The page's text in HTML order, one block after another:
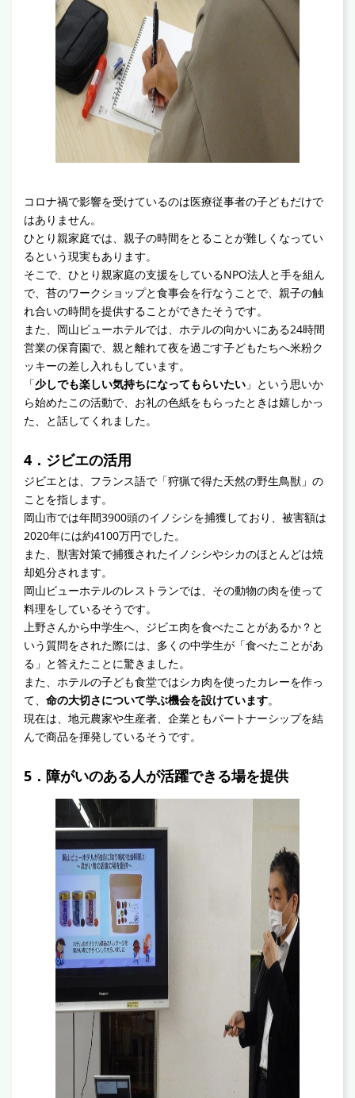
コロナ禍で影響を受けているのは医療従事者の子どもだけで
はありません。
ひとり親家庭では、親子の時間をとることが難しくなってい
るという現実もあります。
そこで、ひとり親家庭の支援をしているNPO法人と手を組ん
で、苔のワークショップと食事会を行なうことで、親子の触
れ合いの時間を提供することができたそうです。
また、岡山ビューホテルでは、ホテルの向かいにある24時間
営業の保育園で、親と離れて夜を過ごす子どもたちへ米粉ク
ッキーの差し入れもしています。
「少しでも楽しい気持ちになってもらいたい 」という思いか
ら始めたこの活動で、お礼の色紙をもらったときは嬉しかっ
た、と話してくれました。
4．ジビエの活用
ジビエとは、フランス語で「狩猟で得た天然の野生鳥獣」の
ことを指します。
岡山市では年間3900頭のイノシシを捕獲しており、被害額は
2020年には約4100万円でした。
また、獣害対策で捕獲されたイノシシやシカのほとんどは焼
却処分されます。
岡山ビューホテルのレストランでは、その動物の肉を使って
料理をしているそうです。
上野さんから中学生へ、ジビエ肉を食べたことがあるか？と
いう質問をされた際には、多くの中学生が「食べたことがあ
る」と答えたことに驚きました。
また、ホテルの子ども食堂ではシカ肉を使ったカレーを作っ
て、 命の大切さについて学ぶ機会を設けています。
現在は、地元農家や生産者、企業ともパートナーシップを結
んで商品を揮発しているそうです。
5．障がいのある人が活躍できる場を提供